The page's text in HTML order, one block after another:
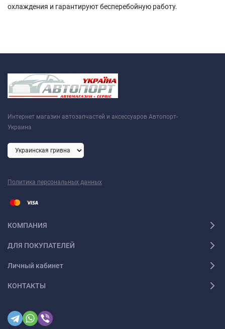
охлаждения и гарантируют бесперебойную работу.
Интернет магазин автозапчастей и аксессуаров Автопорт-
Украина
Политика персональных данных
КОМПАНИЯ
ДЛЯ ПОКУПАТЕЛЕЙ
Личный кабинет
КОНТАКТЫ